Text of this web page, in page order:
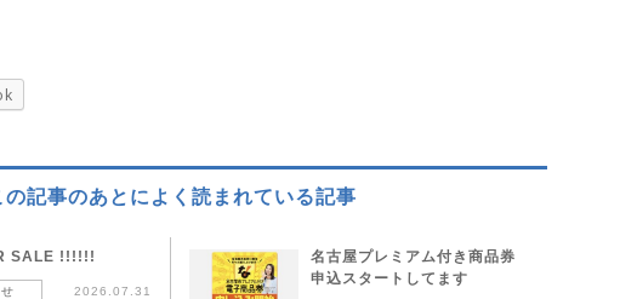
の記事のあとによく読まれている記事
SALE !!!!!!
2026.07.31
名古屋プレミアム付き商品券
申込スタートしてます